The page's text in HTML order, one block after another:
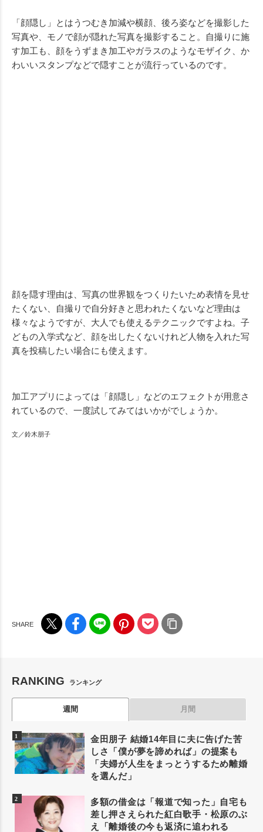
「顔隠し」とはうつむき加減や横顔、後ろ姿などを撮影した
写真や、モノで顔が隠れた写真を撮影すること。自撮りに施
す加工も、顔をうずまき加工やガラスのようなモザイク、か
わいいスタンプなどで隠すことが流行っているのです。
顔を隠す理由は、写真の世界観をつくりたいため表情を見せ
たくない、自撮りで自分好きと思われたくないなど理由は
様々なようですが、大人でも使えるテクニックですよね。子
どもの入学式など、顔を出したくないけれど人物を入れた写
真を投稿したい場合にも使えます。
加工アプリによっては「顔隠し」などのエフェクトが用意さ
れているので、一度試してみてはいかがでしょうか。
文／鈴木朋子
RANKING ランキング
週間 月間
金田朋子 結婚14年目に夫に告げた苦
しさ「僕が夢を諦めれば」の提案も
「夫婦が人生をまっとうするため離婚
を選んだ」
多額の借金は「報道で知った」自宅も
差し押さえられた紅白歌手・松原のぶ
え「離婚後の今も返済に追われる